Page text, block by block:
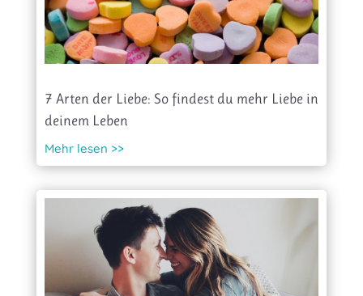
7 Arten der Liebe: So findest du mehr Liebe in
deinem Leben
Mehr lesen >>